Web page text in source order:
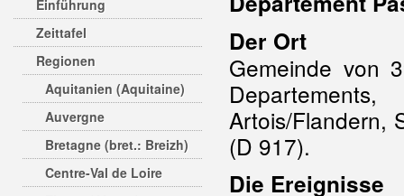
Einführung
Zeittafel
Regionen
Aquitanien (Aquitaine)
Auvergne
Bretagne (bret.: Breizh)
Centre-Val de Loire
Der Ort
Gemeinde von
Artois/Flandern,
(D 917).
Die Ereignisse